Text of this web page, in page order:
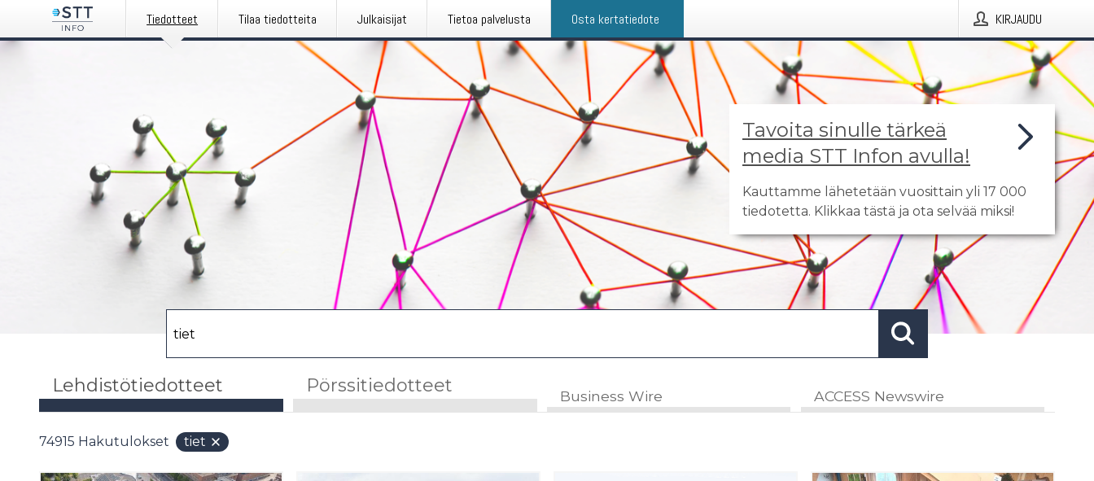
Tiedotteet Tilaa tiedotteita Julkaisijat Tietoa palvelusta Osta kertatiedote KIRJAUDU
Tavoita sinulle tärkeä
media STT Infon avulla!
Kauttamme lähetetään vuosittain yli 17 000
tiedotetta. Klikkaa tästä ja ota selvää miksi!
Lehdistötiedotteet Pörssitiedotteet Business Wire ACCESS Newswire
74915 Hakutulokset tiet